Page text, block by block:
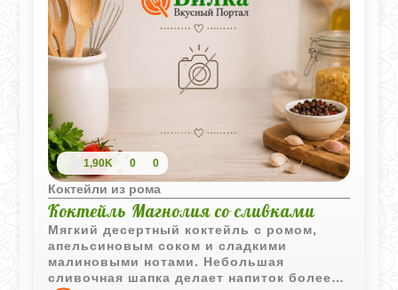
1,90K 0 0
Коктейли из рома
Коктейль Магнолия со сливками
Мягкий десертный коктейль с ромом,
апельсиновым соком и сладкими
малиновыми нотами. Небольшая
сливочная шапка делает напиток более